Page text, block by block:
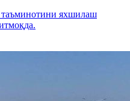
таъминотини яхшилаш